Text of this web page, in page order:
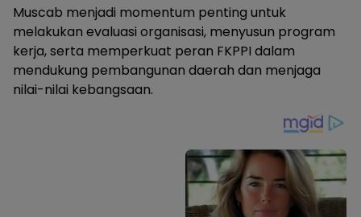
Muscab menjadi momentum penting untuk
melakukan evaluasi organisasi, menyusun program
kerja, serta memperkuat peran FKPPI dalam
mendukung pembangunan daerah dan menjaga
nilai-nilai kebangsaan.